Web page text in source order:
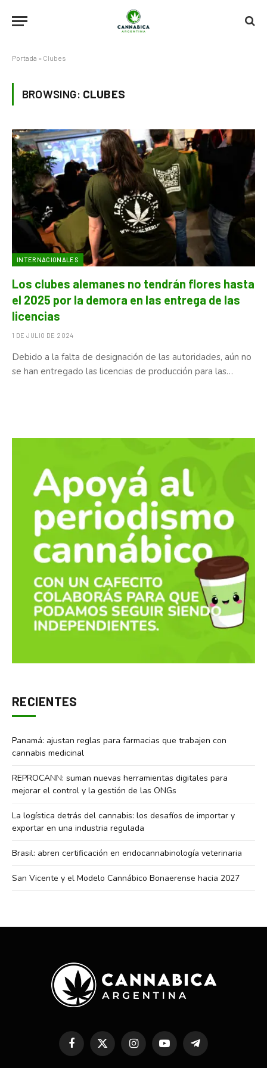
Portada » Clubes
BROWSING: CLUBES
INTERNACIONALES
Los clubes alemanes no tendrán flores hasta
el 2025 por la demora en las entrega de las
licencias
1 DE JULIO DE 2024
Debido a la falta de designación de las autoridades, aún no
se han entregado las licencias de producción para las…
RECIENTES
Panamá: ajustan reglas para farmacias que trabajen con
cannabis medicinal
REPROCANN: suman nuevas herramientas digitales para
mejorar el control y la gestión de las ONGs
La logística detrás del cannabis: los desafíos de importar y
exportar en una industria regulada
Brasil: abren certificación en endocannabinología veterinaria
San Vicente y el Modelo Cannábico Bonaerense hacia 2027
FacebookX
(Twitter)
InstagramYouTubeTelegram